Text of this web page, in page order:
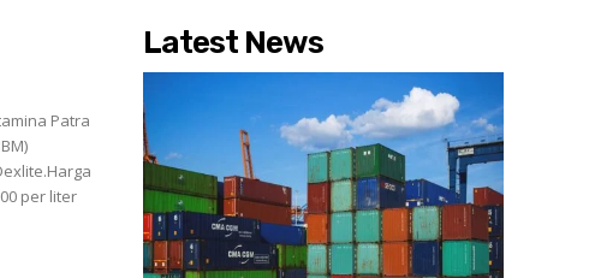
Patra
per liter
Latest News